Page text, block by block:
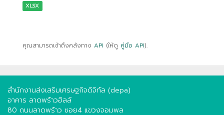
XLSX
คุณสามารถเข้าถึงคลังทาง API (ให้ดู คู่มือ API).
สำนักงานส่งเสริมเศรษฐกิจดิจิทัล (depa)
อาคาร ลาดพร้าวฮิลล์
80 ถนนลาดพร้าว ซอย4 แขวงจอมพล